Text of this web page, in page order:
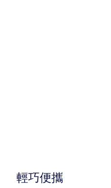
輕巧便攜